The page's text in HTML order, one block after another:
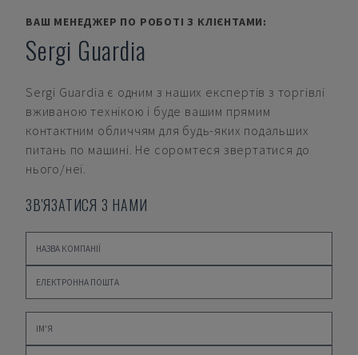
ВАШ МЕНЕДЖЕР ПО РОБОТІ З КЛІЄНТАМИ:
Sergi Guardia
Sergi Guardia є одним з наших експертів з торгівлі
вживаною технікою і буде вашим прямим
контактним обличчям для будь-яких подальших
питань по машині. Не соромтеся звертатися до
нього/неї.
ЗВ'ЯЗАТИСЯ З НАМИ